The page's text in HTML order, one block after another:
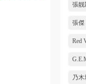
張靓
張傑
Red
乃木